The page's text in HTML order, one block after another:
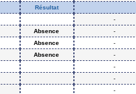
Résultat
-
Absence
-
Absence
-
Absence
-
-
-
-